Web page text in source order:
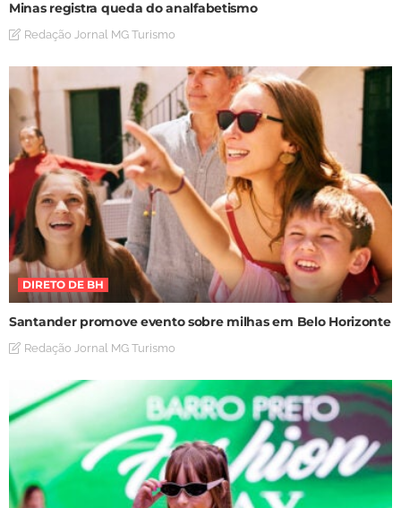
Minas registra queda do analfabetismo
Redação Jornal MG Turismo
DIRETO DE BH
Santander promove evento sobre milhas em Belo Horizonte
Redação Jornal MG Turismo